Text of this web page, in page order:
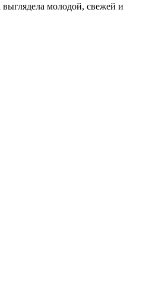
молодой, свежей и